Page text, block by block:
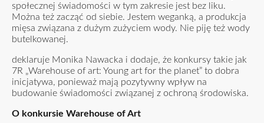
społecznej świadomości w tym zakresie jest bez liku.
Można też zacząć od siebie. Jestem weganką, a produkcja
mięsa związana z dużym zużyciem wody. Nie piję też wody
butelkowanej.
deklaruje Monika Nawacka i dodaje, że konkursy takie jak
7R „Warehouse of art: Young art for the planet” to dobra
inicjatywa, ponieważ mają pozytywny wpływ na
budowanie świadomości związanej z ochroną środowiska.
O konkursie Warehouse of Art